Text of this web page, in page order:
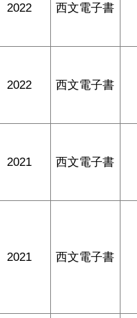
2022 西文電子書
2022 西文電子書
2021 西文電子書
2021 西文電子書